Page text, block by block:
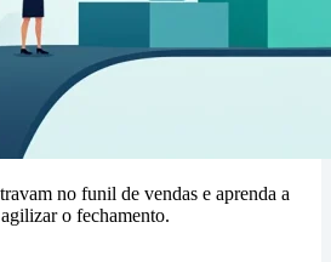
no funil de vendas e aprenda a
o fechamento.